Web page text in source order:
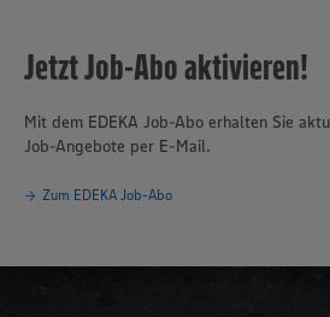
Jetzt Job-Abo aktivieren!
Mit dem EDEKA Job-Abo erhalten Sie
Job-Angebote per E-Mail.
Zum EDEKA Job-Abo